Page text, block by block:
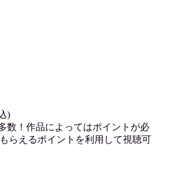
)
！作品によってはポイントが必
らえるポイントを利用して視聴可